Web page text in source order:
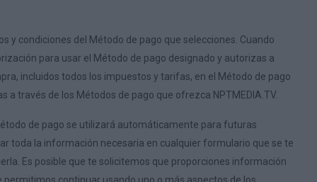
condiciones del Método de pago que selecciones. Cuando
para usar el Método de pago designado y autorizas a
incluidos todos los impuestos y tarifas, en el Método de pago
través de los Métodos de pago que ofrezca NPTMEDIA.TV.
de pago se utilizará automáticamente para futuras
toda la información necesaria en cualquier formulario que se te
Es posible que te solicitemos que proporciones información